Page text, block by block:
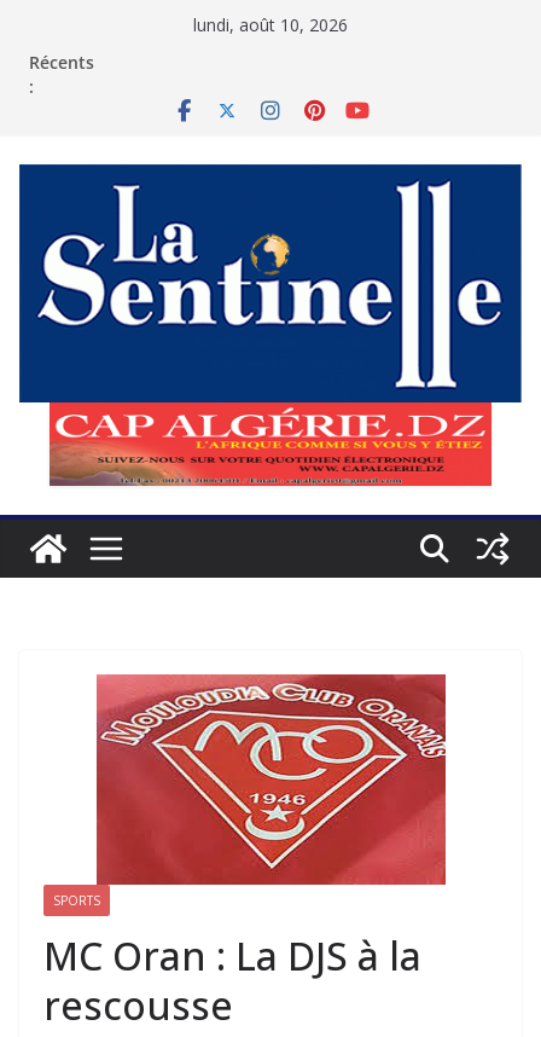
lundi, août 10, 2026
Récents
:
SPORTS
MC Oran : La DJS à la
rescousse